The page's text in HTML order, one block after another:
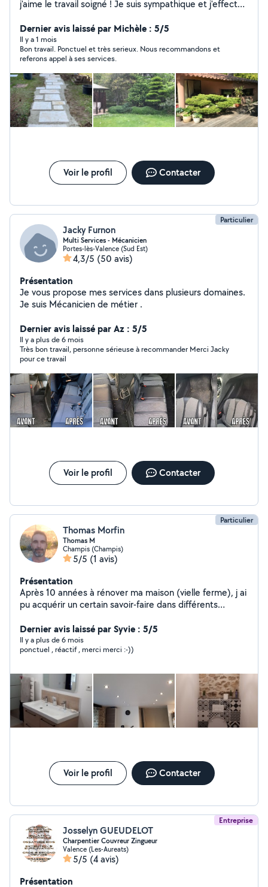
j'aime le travail soigné ! Je suis sympathique et j'effectue
améliorant ce qui peut l'être et conseilllant le client. Je
suis disponible pour les plantations mais aussi tout
l'entretien (débroussailler, tondre, petit élagage). Je
pratique différentes types de taille, que ce soit plutôt
classique, en nuage, ou en transparence !
Dernier avis laissé par Michèle : 5/5
Il y a 1 mois
Bon travail. Ponctuel et très serieux. Nous recommandons et
referons appel à ses services.
Voir le profil Contacter
Particulier
Jacky Furnon
Multi Services - Mécanicien
Portes-lès-Valence (Sud Est)
4,3/5 (50 avis)
Présentation
Je vous propose mes services dans plusieurs domaines.
Je suis Mécanicien de métier .
Dernier avis laissé par Az : 5/5
Il y a plus de 6 mois
Très bon travail, personne sérieuse à recommander Merci Jacky
pour ce travail
Voir le profil Contacter
Particulier
Thomas Morfin
Thomas M
Champis (Champis)
5/5 (1 avis)
Présentation
Après 10 années à rénover ma maison (vielle ferme), j ai
pu acquérir un certain savoir-faire dans différents
électricité, la plomberie.... et bien sûr les espaces verts
Je souhaite à présent apporter mon aide et faire
bénéficier mon expérience. J ai en ma possession l
Dernier avis laissé par Syvie : 5/5
Il y a plus de 6 mois
ponctuel , réactif , merci merci :-))
Voir le profil Contacter
Entreprise
Josselyn GUEUDELOT
Charpentier Couvreur Zingueur
Valence (Les-Aureats)
5/5 (4 avis)
Présentation